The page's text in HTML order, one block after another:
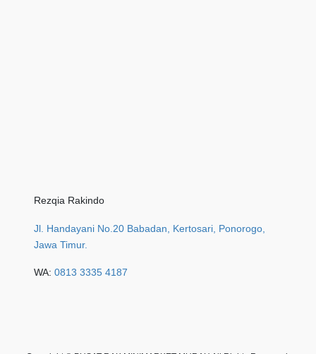
Rezqia Rakindo
Jl. Handayani No.20 Babadan, Kertosari, Ponorogo,
Jawa Timur.
WA:0813 3335 4187